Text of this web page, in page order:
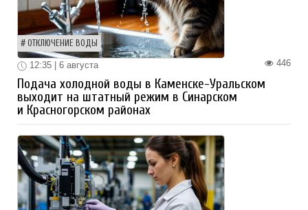
ОТКЛЮЧЕНИЕ ВОДЫ
446
12:35 | 6 августа
Подача холодной воды в Каменске-Уральском
выходит на штатный режим в Синарском
и Красногорском районах